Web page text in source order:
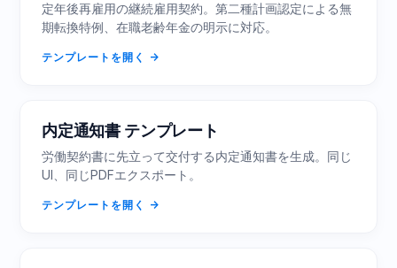
定年後再雇用の継続雇用契約。第二種計画認定による無
期転換特例、在職老齢年金の明示に対応。
テンプレートを開く
内定通知書 テンプレート
労働契約書に先立って交付する内定通知書を生成。同じ
UI、同じPDFエクスポート。
テンプレートを開く